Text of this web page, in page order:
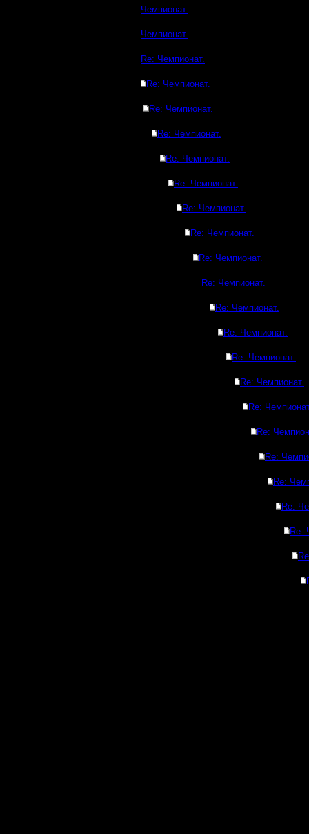
Чемпионат.
Чемпионат.
Re: Чемпионат.
Re: Чемпионат.
Re: Чемпионат.
Re: Чемпионат.
Re: Чемпионат.
Re: Чемпионат.
Re: Чемпионат.
Re: Чемпионат.
Re: Чемпионат.
Re: Чемпионат.
Re: Чемпионат.
Re: Чемпионат.
Re: Чемпионат.
Re: Чемпионат.
Re:
Re:
Re:
Re:
Re:
Re: